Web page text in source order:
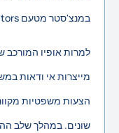
במנצ'סטר מטעם Administrators.
למרות אופיו המורכב
מייצרות אי ודאות
שונים. במהלך שלב